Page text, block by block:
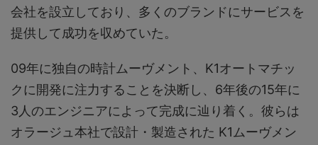
会社を設立しており、多くのブランドにサービスを
提供して成功を収めていた。
09年に独自の時計ムーヴメント、K1オートマチッ
クに開発に注力することを決断し、6年後の15年に
3人のエンジニアによって完成に辿り着く。彼らは
オラージュ本社で設計・製造された K1ムーヴメン